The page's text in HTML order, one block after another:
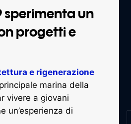
sperimenta un
progetti e
e rigenerazione
marina della
vivere a giovani
un’esperienza di